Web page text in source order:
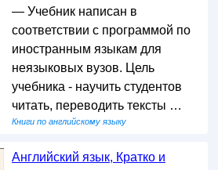
— Учебник написан в
соответствии с программой по
иностранным языкам для
неязыковых вузов. Цель
учебника - научить студентов
читать, переводить тексты …
Книги по английскому языку
Английский язык, Кратко и